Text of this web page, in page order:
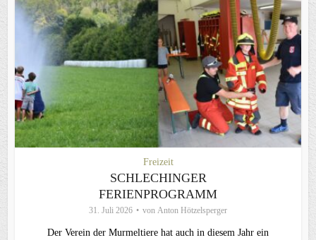
Freizeit
SCHLECHINGER
FERIENPROGRAMM
31. Juli 2026 von Anton Hötzelsperger
Der Verein der Murmeltiere hat auch in diesem Jahr ein